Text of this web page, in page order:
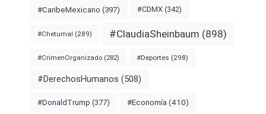
#CaribeMexicano (397) #CDMX (342)
#Chetumal (289) #ClaudiaSheinbaum (898)
#CrimenOrganizado (282) #Deportes (298)
#DerechosHumanos (508)
#DonaldTrump (377) #Economía (410)